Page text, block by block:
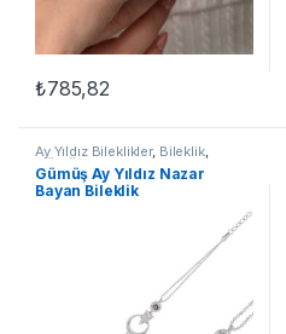
₺785,82
Ay Yıldız Bileklikler, Bileklik,
GÜMÜŞ TAKI, Kadın Bileklikleri
Taşlı Bileklikler
Gümüş Ay Yıldız Nazar
Bayan Bileklik